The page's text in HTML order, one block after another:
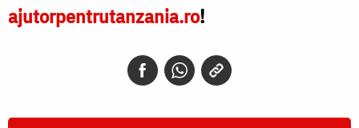
ajutorpentrutanzania.ro!